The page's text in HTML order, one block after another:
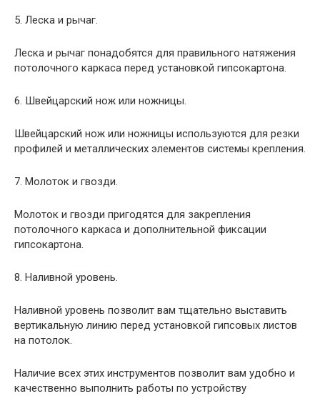
5. Леска и рычаг.
Леска и рычаг понадобятся для правильного натяжения
потолочного каркаса перед установкой гипсокартона.
6. Швейцарский нож или ножницы.
Швейцарский нож или ножницы используются для резки
профилей и металлических элементов системы крепления.
7. Молоток и гвозди.
Молоток и гвозди пригодятся для закрепления
потолочного каркаса и дополнительной фиксации
гипсокартона.
8. Наливной уровень.
Наливной уровень позволит вам тщательно выставить
вертикальную линию перед установкой гипсовых листов
на потолок.
Наличие всех этих инструментов позволит вам удобно и
качественно выполнить работы по устройству